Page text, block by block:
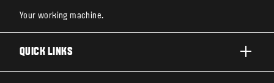
Your working machine.
QUICK LINKS